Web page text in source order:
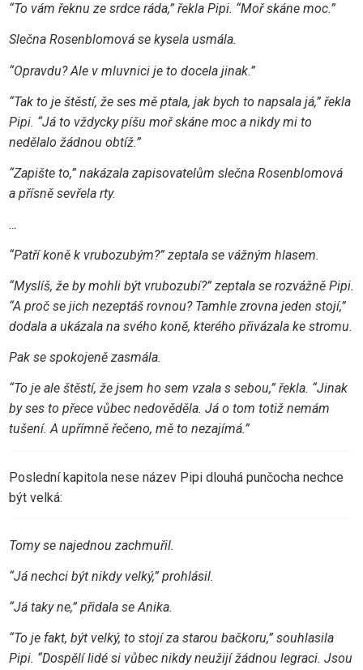
“To vám řeknu ze srdce ráda,” řekla Pipi. “Moř skáne moc.”
Slečna Rosenblomová se kysela usmála.
“Opravdu? Ale v mluvnici je to docela jinak.”
“Tak to je štěstí, že ses mě ptala, jak bych to napsala já,” řekla
Pipi. “Já to vždycky píšu moř skáne moc a nikdy mi to
nedělalo žádnou obtíž.”
“Zapište to,” nakázala zapisovatelům slečna Rosenblomová
a přísně sevřela rty.
…
“Patří koně k vrubozubým?” zeptala se vážným hlasem.
“Myslíš, že by mohli být vrubozubí?” zeptala se rozvážně Pipi.
“A proč se jich nezeptáš rovnou? Tamhle zrovna jeden stojí,”
dodala a ukázala na svého koně, kterého přivázala ke stromu.
Pak se spokojeně zasmála.
“To je ale štěstí, že jsem ho sem vzala s sebou,” řekla. “Jinak
by ses to přece vůbec nedověděla. Já o tom totiž nemám
tušení. A upřímně řečeno, mě to nezajímá.”
Poslední kapitola nese název Pipi dlouhá punčocha nechce
být velká:
Tomy se najednou zachmuřil.
“Já nechci být nikdy velký,” prohlásil.
“Já taky ne,” přidala se Anika.
“To je fakt, být velký, to stojí za starou bačkoru,” souhlasila
Pipi. “Dospělí lidé si vůbec nikdy neužijí žádnou legraci. Jsou